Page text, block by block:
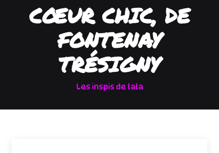
CŒUR CHIC, DE
FONTENAY
TRÉSIGNY
Les inspis de lala